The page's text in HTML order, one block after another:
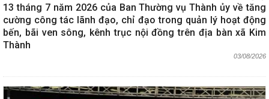
13 tháng 7 năm 2026 của Ban Thường vụ Thành ủy về tăng
cường công tác lãnh đạo, chỉ đạo trong quản lý hoạt động
bến, bãi ven sông, kênh trục nội đồng trên địa bàn xã Kim
Thành
03/08/2026